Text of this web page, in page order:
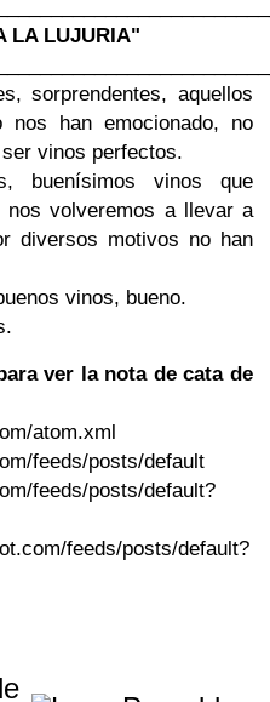
LA LUJURIA"
sorprendentes, aquellos
han emocionado, no
vinos perfectos.
buenísimos vinos que
volveremos a llevar a
diversos motivos no han
vinos, bueno.
ver la nota de cata de
atom.xml
feeds/posts/default
feeds/posts/default?
feeds/posts/default?